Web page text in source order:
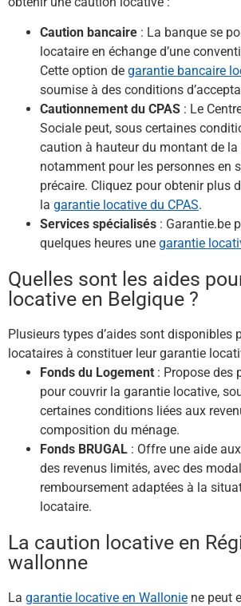
Caution bancaire : La banque se
locataire en échange d’une
Cette option de garantie bancaire
soumise à des conditions
Cautionnement du CPAS : Le
Sociale peut, sous certaines
caution à hauteur du montant de
notamment pour les personnes en
précaire.​ Cliquez pour obtenir plus
la garantie locative du CPAS.
Services spécialisés : Garantie.be
quelques heures une garantie
Quelles sont les aides
locative en Belgique ?
Plusieurs types d’aides sont disponibles
locataires à constituer leur garantie
Fonds du Logement : Propose des
pour couvrir la garantie locative,
certaines conditions liées aux
composition du ménage.​
Fonds BRUGAL : Offre une aide
des revenus limités, avec des
remboursement adaptées à la
locataire.​
La caution locative en
wallonne
La garantie locative en Wallonie ne peut